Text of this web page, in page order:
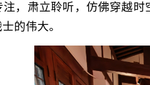
，肃立聆听，仿佛穿越
的伟大。